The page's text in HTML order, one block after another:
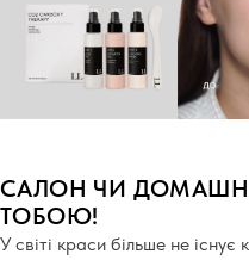
САЛОН ЧИ
ТОБОЮ!
У світі краси більше не